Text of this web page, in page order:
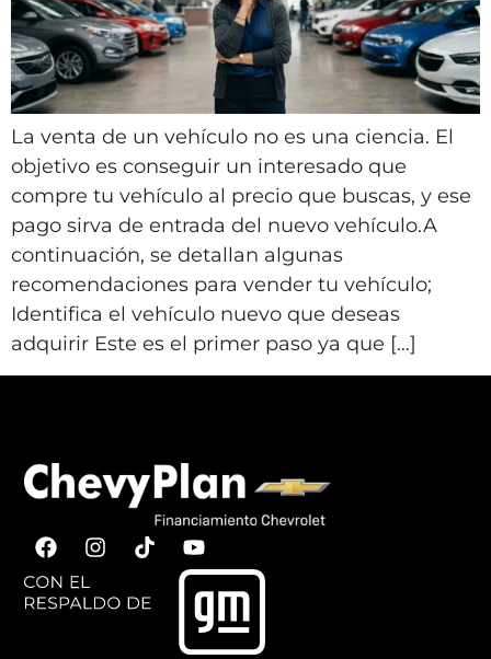
La venta de un vehículo no es una ciencia. El
objetivo es conseguir un interesado que
compre tu vehículo al precio que buscas, y ese
pago sirva de entrada del nuevo vehículo.A
continuación, se detallan algunas
recomendaciones para vender tu vehículo;
Identifica el vehículo nuevo que deseas
adquirir Este es el primer paso ya que […]